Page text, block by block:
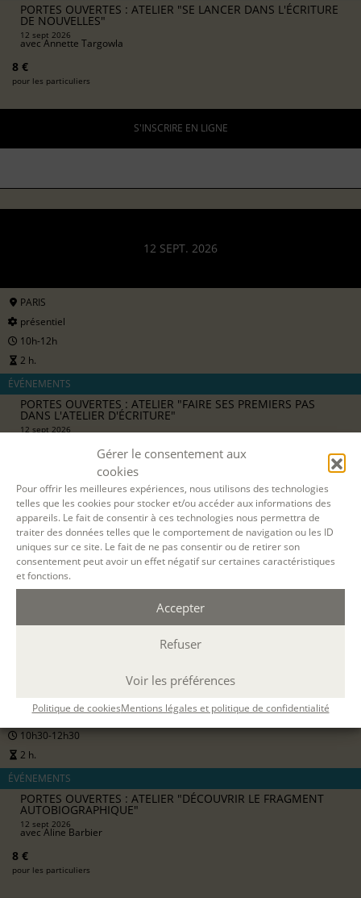
Gérer le consentement aux
cookies
Pour offrir les meilleures expériences, nous utilisons des technologies
telles que les cookies pour stocker et/ou accéder aux informations des
appareils. Le fait de consentir à ces technologies nous permettra de
traiter des données telles que le comportement de navigation ou les ID
uniques sur ce site. Le fait de ne pas consentir ou de retirer son
consentement peut avoir un effet négatif sur certaines caractéristiques
et fonctions.
Accepter
Refuser
Voir les préférences
Politique de cookiesMentions légales et politique de confidentialité
PORTES OUVERTES : ATELIER "SE LANCER DANS L'ÉCRITURE
DE NOUVELLES"
12 sept 2026
avecAnnette Targowla
8 €
pour les particuliers
S'INSCRIRE EN LIGNE
12 SEPT. 2026
PARIS
présentiel
10h-12h
2 h.
ÉVÉNEMENTS
PORTES OUVERTES : ATELIER "FAIRE SES PREMIERS PAS
DANS L'ATELIER D'ÉCRITURE"
12 sept 2026
S'INSCRIRE EN LIGNE
12 SEPT. 2026
présentiel
10h30-12h30
2 h.
ÉVÉNEMENTS
PORTES OUVERTES : ATELIER "DÉCOUVRIR LE FRAGMENT
AUTOBIOGRAPHIQUE"
12 sept 2026
avecAline Barbier
8 €
pour les particuliers